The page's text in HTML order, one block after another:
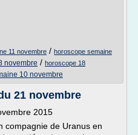
11 novembre / horoscope semaine
novembre / horoscope 18
10 novembre
21 novembre
2015
compagnie de Uranus en